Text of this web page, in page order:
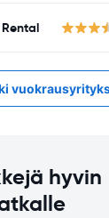
hyvin